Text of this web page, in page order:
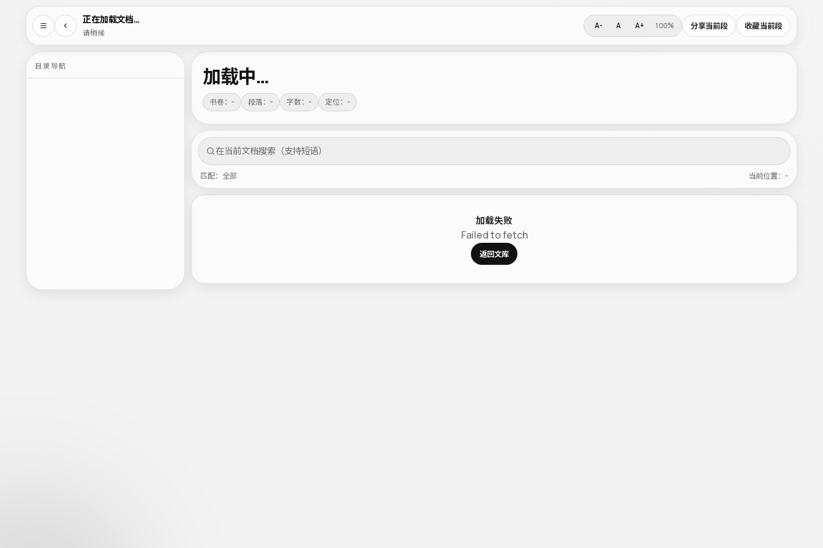
正在加载文档…
请稍候
A- A A+ 100% 分享当前段 收藏当前段
目录导航 加载中…
书卷：- 段落：- 字数：- 定位：-
匹配：全部 当前位置：-
加载失败
Failed to fetch
返回文库